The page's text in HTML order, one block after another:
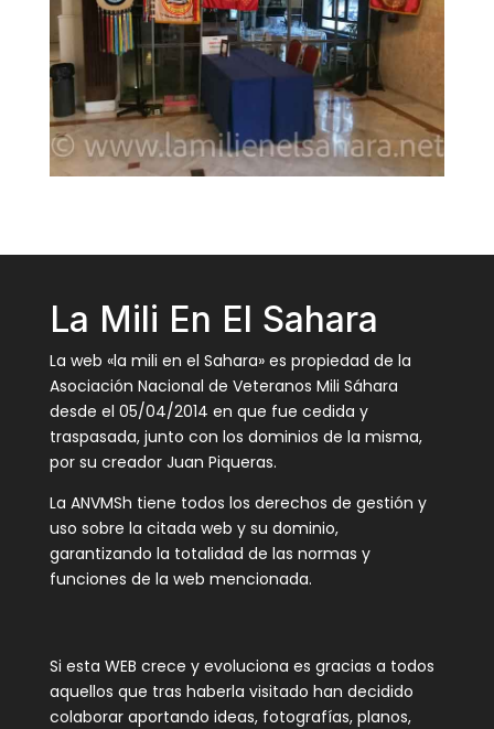
La Mili En El Sahara
La web «la mili en el Sahara» es propiedad de la
Asociación Nacional de Veteranos Mili Sáhara
desde el 05/04/2014 en que fue cedida y
traspasada, junto con los dominios de la misma,
por su creador Juan Piqueras.
La ANVMSh tiene todos los derechos de gestión y
uso sobre la citada web y su dominio,
garantizando la totalidad de las normas y
funciones de la web mencionada.
Si esta WEB crece y evoluciona es gracias a todos
aquellos que tras haberla visitado han decidido
colaborar aportando ideas, fotografías, planos,